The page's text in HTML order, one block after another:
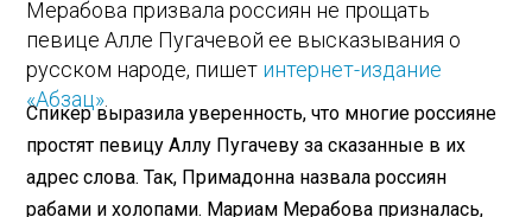
Мерабова призвала россиян не прощать
певице Алле Пугачевой ее высказывания о
русском народе, пишет интернет-издание
«Абзац»
Спикер выразила уверенность, что многие россияне
простят певицу Аллу Пугачеву за сказанные в их
адрес слова. Так, Примадонна назвала россиян
рабами и холопами. Мариам Мерабова призналась,